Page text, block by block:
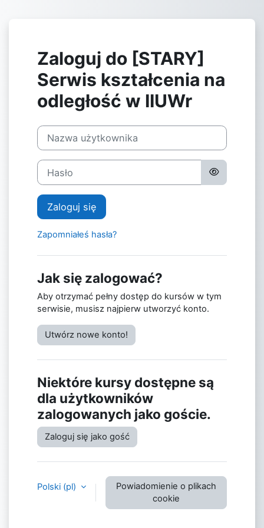
Zaloguj do [STARY]
Serwis kształcenia na
odległość w IIUWr
Nazwa użytkownika
Hasło
Zaloguj się
Zapomniałeś hasła?
Jak się zalogować?
Aby otrzymać pełny dostęp do kursów w tym
serwisie, musisz najpierw utworzyć konto.
Utwórz nowe konto!
Niektóre kursy dostępne są
dla użytkowników
zalogowanych jako goście.
Zaloguj się jako gość
Polski ‎(pl)‎
Powiadomienie o plikach
cookie